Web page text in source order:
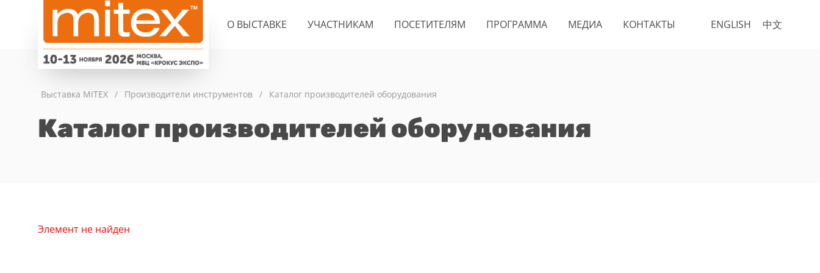
ENGLISH 中文
О ВЫСТАВКЕ УЧАСТНИКАМ ПОСЕТИТЕЛЯМ ПРОГРАММА МЕДИА КОНТАКТЫ
Выставка MITEX / Производители инструментов / Каталог производителей оборудования
Каталог производителей оборудования
Элемент не найден